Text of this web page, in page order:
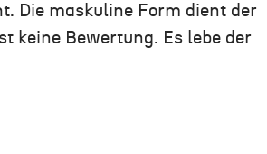
Die maskuline Form dient der
keine Bewertung. Es lebe der